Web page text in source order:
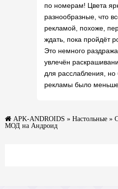
по номерам! Цвета
разнообразные, что
рекламой, похоже,
ждать, пока пройдёт
Это немного
увлечён
для расслабления,
рекламы было
APK-ANDROIDS » Настольные »
МОД на Андроид